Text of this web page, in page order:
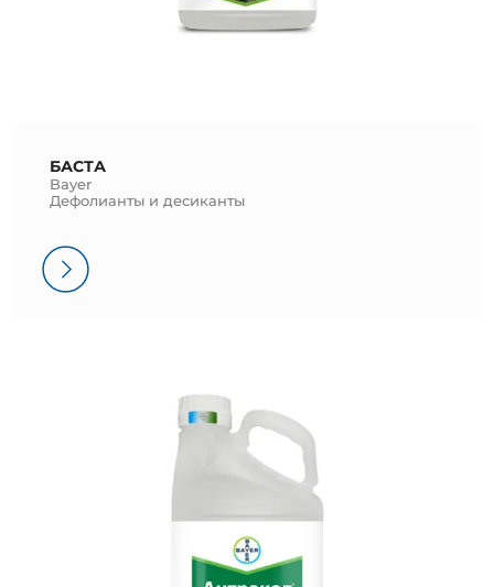
БАСТА
Bayer
Дефолианты и десиканты